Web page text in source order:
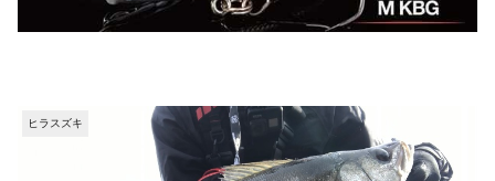
ヒラスズキ